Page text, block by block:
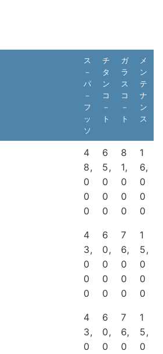
ス
－
パ
－
フ
ッ
ソ
チ
タ
ン
コ
－
ト
ガ
ラ
ス
コ
－
ト
メ
ン
テ
ナ
ン
ス
4
8,
0
0
0
6
5,
0
0
0
8
1,
0
0
0
1
6,
0
0
0
4
3,
0
0
0
6
0,
0
0
0
7
6,
0
0
0
1
5,
0
0
0
4
3,
0
6
0,
0
7
6,
0
1
5,
0